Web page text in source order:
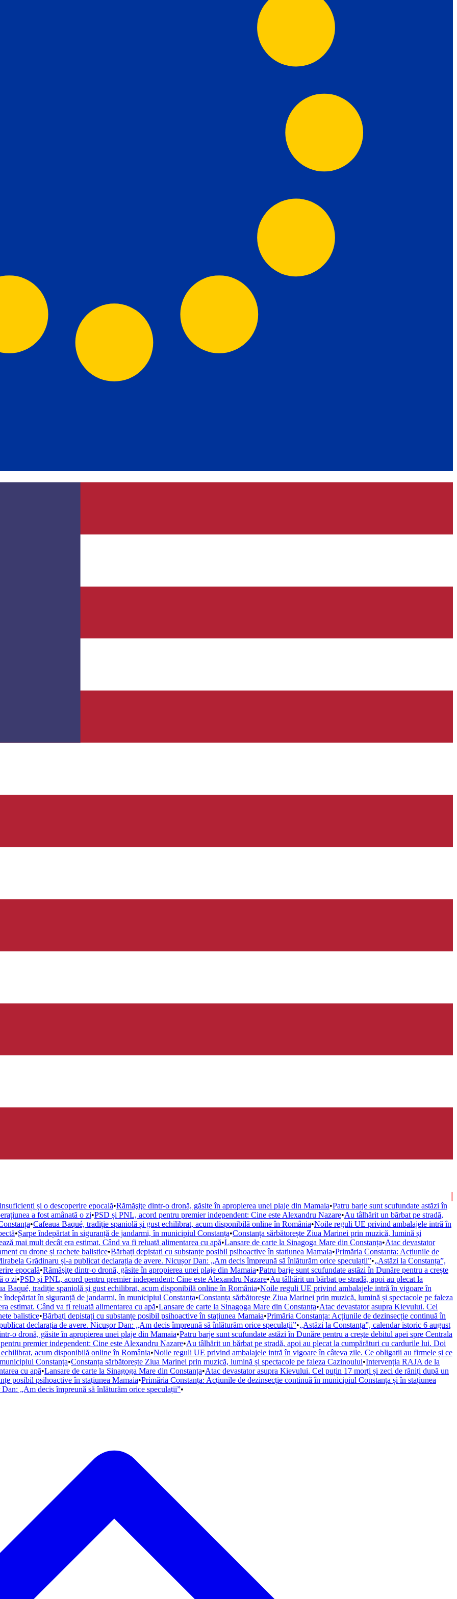
și o descoperire epocală•Rămăşiţe dintr-o dronă, găsite în apropierea unei plaje din Mamaia•Patru barje sunt scufundate astăzi în
a fost amânată o zi•PSD și PNL, acord pentru premier independent: Cine este Alexandru Nazare•Au tâlhărit un bărbat pe stradă,
•Cafeaua Baqué, tradiție spaniolă și gust echilibrat, acum disponibilă online în România•Noile reguli UE privind ambalajele intră în
•Șarpe îndepărtat în siguranță de jandarmi, în municipiul Constanța•Constanța sărbătorește Ziua Marinei prin muzică, lumină și
mai mult decât era estimat. Când va fi reluată alimentarea cu apă•Lansare de carte la Sinagoga Mare din Constanța•Atac devastator
cu drone și rachete balistice•Bărbați depistați cu substanțe posibil psihoactive în stațiunea Mamaia•Primăria Constanța: Acțiunile de
Grădinaru și-a publicat declarația de avere. Nicușor Dan: „Am decis împreună să înlăturăm orice speculații”•„Astăzi la Constanța”,
epocală•Rămăşiţe dintr-o dronă, găsite în apropierea unei plaje din Mamaia•Patru barje sunt scufundate astăzi în Dunăre pentru a crește
o zi•PSD și PNL, acord pentru premier independent: Cine este Alexandru Nazare•Au tâlhărit un bărbat pe stradă, apoi au plecat la
Baqué, tradiție spaniolă și gust echilibrat, acum disponibilă online în România•Noile reguli UE privind ambalajele intră în vigoare în
îndepărtat în siguranță de jandarmi, în municipiul Constanța•Constanța sărbătorește Ziua Marinei prin muzică, lumină și spectacole pe faleza
estimat. Când va fi reluată alimentarea cu apă•Lansare de carte la Sinagoga Mare din Constanța•Atac devastator asupra Kievului. Cel
balistice•Bărbați depistați cu substanțe posibil psihoactive în stațiunea Mamaia•Primăria Constanța: Acțiunile de dezinsecție continuă în
declarația de avere. Nicușor Dan: „Am decis împreună să înlăturăm orice speculații”•„Astăzi la Constanța”, calendar istoric 6 august
o dronă, găsite în apropierea unei plaje din Mamaia•Patru barje sunt scufundate astăzi în Dunăre pentru a crește debitul apei spre Centrala
premier independent: Cine este Alexandru Nazare•Au tâlhărit un bărbat pe stradă, apoi au plecat la cumpărături cu cardurile lui. Doi
acum disponibilă online în România•Noile reguli UE privind ambalajele intră în vigoare în câteva zile. Ce obligații au firmele și ce
Constanța•Constanța sărbătorește Ziua Marinei prin muzică, lumină și spectacole pe faleza Cazinoului•Intervenția RAJA de la
cu apă•Lansare de carte la Sinagoga Mare din Constanța•Atac devastator asupra Kievului. Cel puțin 17 morți și zeci de răniți după un
posibil psihoactive în stațiunea Mamaia•Primăria Constanța: Acțiunile de dezinsecție continuă în municipiul Constanța și în stațiunea
„Am decis împreună să înlăturăm orice speculații”•